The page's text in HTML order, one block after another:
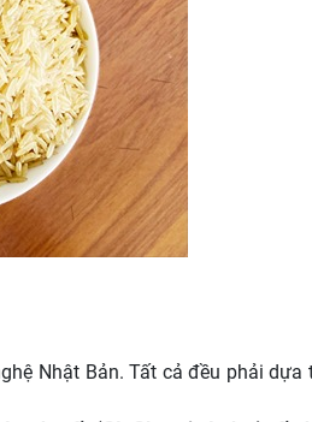
Nhật Bản. Tất cả đều phải dựa